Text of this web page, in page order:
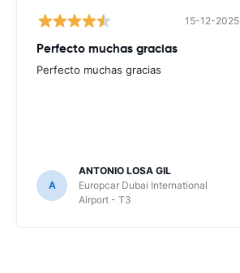
15-12-2025
Perfecto muchas gracias
Perfecto muchas gracias
A
ANTONIO LOSA GIL
Europcar Dubai International
Airport - T3